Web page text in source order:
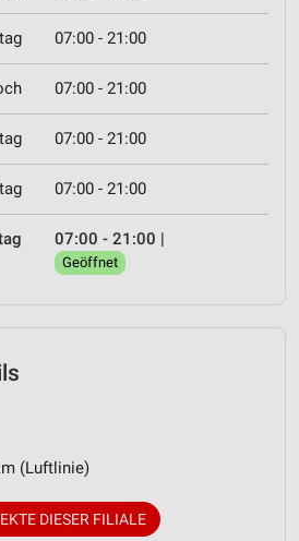
07:00 - 21:00
07:00 - 21:00
07:00 - 21:00
07:00 - 21:00
07:00 - 21:00 |
Geöffnet
(Luftlinie)
DIESER FILIALE